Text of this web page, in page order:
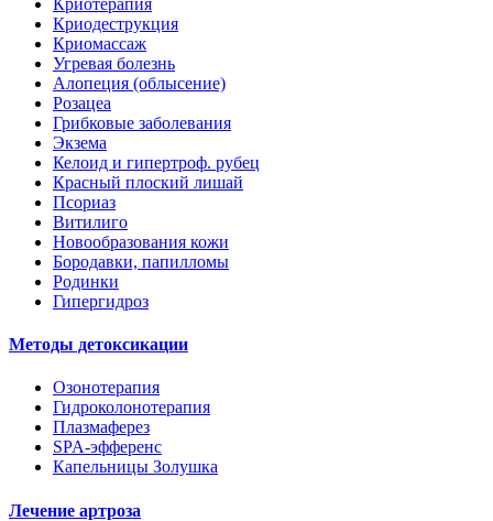
Криодеструкция
Криомассаж
Угревая болезнь
Алопеция (облысение)
Розацеа
Грибковые заболевания
Экзема
Келоид и гипертроф. рубец
Красный плоский лишай
Псориаз
Витилиго
Новообразования кожи
Бородавки, папилломы
Родинки
Гипергидроз
Методы детоксикации
Озонотерапия
Гидроколонотерапия
Плазмаферез
SPA-эфференс
Капельницы Золушка
Лечение артроза